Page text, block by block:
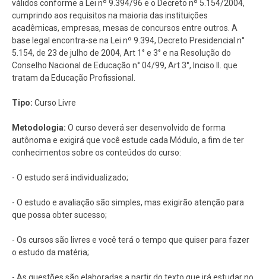
válidos conforme a Lei nº 9.394/96 e o Decreto nº 5.154/2004,
cumprindo aos requisitos na maioria das instituições
acadêmicas, empresas, mesas de concursos entre outros. A
base legal encontra-se na Lei nº 9.394, Decreto Presidencial n°
5.154, de 23 de julho de 2004, Art 1° e 3° e na Resolução do
Conselho Nacional de Educação n° 04/99, Art 3°, Inciso II. que
tratam da Educação Profissional.
Tipo: Curso Livre
Metodologia: O curso deverá ser desenvolvido de forma
autônoma e exigirá que você estude cada Módulo, a fim de ter
conhecimentos sobre os conteúdos do curso:
- O estudo será individualizado;
- O estudo e avaliação são simples, mas exigirão atenção para
que possa obter sucesso;
- Os cursos são livres e você terá o tempo que quiser para fazer
o estudo da matéria;